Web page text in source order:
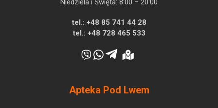
Niedziela i Święta: 8:00 – 20:00
tel.: +48 85 741 44 28
tel.: +48 728 465 533
Apteka Pod Lwem